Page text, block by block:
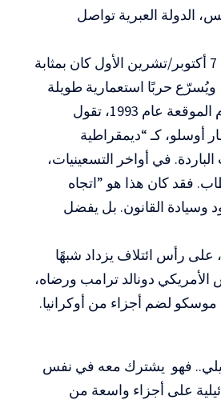
في عام 1948. بل على العكس، الدولة العبرية تواصل
فاليمين الحاكم في إسرائيل يحمل طموحات ثورية. بالنسبة له، يوم 7 أكتوبر/تشرين الأول كان بمثابة
حربًا استعمارية طويلة
في الضفة الغربية. يحرق صفحة من التاريخ: اتفاقيات أوسلو للسلام الموقعة عام 1993، تقول
أوسلو، كـ “ديمقراطية
في أواخر التسعينيات،
فقد كان هذا هو ”اتجاه
وسيادة القانون. بل يفضل
رأس ائتلاف يزداد شبهًا
دونالد ترامب ورضاه،
موسكو لضم أجزاء من أوكرانيا.
فهو يشترك معه في نفس
على أجزاء واسعة من